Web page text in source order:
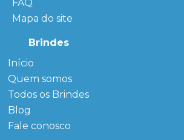
FAQ
Mapa do site
Brindes
Início
Quem somos
← Back
FAQ
Sitemap
Todos os Brindes
← Back
Agendas
Personalizadas
Personalizado
Blog
Fale conosco